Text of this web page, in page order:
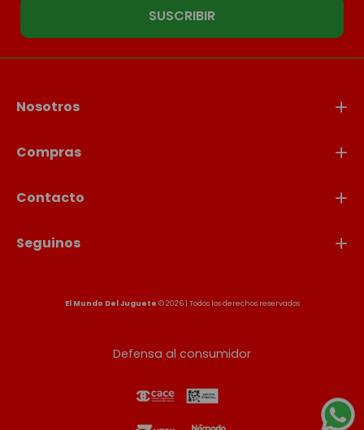
SUSCRIBIR
Nosotros
Compras
Contacto
Seguinos
El Mundo Del Juguete © 2026 | Todos los derechos reservados
Defensa al consumidor